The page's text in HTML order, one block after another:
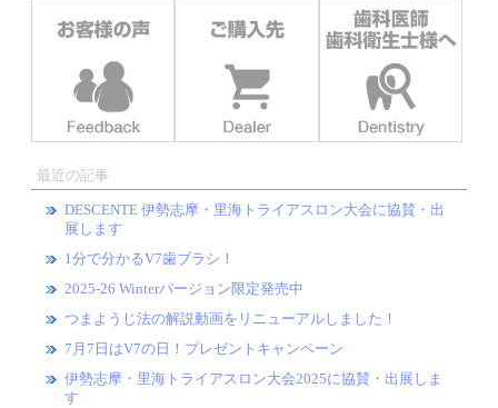
最近の記事
DESCENTE 伊勢志摩・里海トライアスロン大会に協賛・出
展します
1分で分かるV7歯ブラシ！
2025-26 Winterバージョン限定発売中
つまようじ法の解説動画をリニューアルしました！
7月7日はV7の日！プレゼントキャンペーン
伊勢志摩・里海トライアスロン大会2025に協賛・出展しま
す